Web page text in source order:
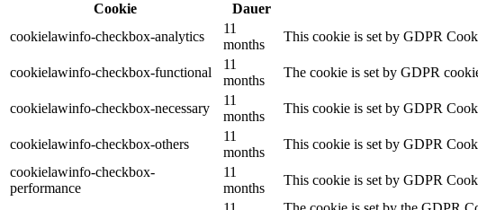
Cookie
Dauer
cookielawinfo-checkbox-analytics
11
months
This cookie is set by GDPR
cookielawinfo-checkbox-functional
11
months
The cookie is set by GDPR
cookielawinfo-checkbox-necessary
11
months
This cookie is set by GDPR
cookielawinfo-checkbox-others
11
months
This cookie is set by GDPR
cookielawinfo-checkbox-
performance
11
months
This cookie is set by GDPR